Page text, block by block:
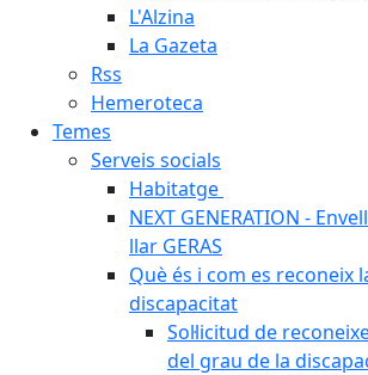
L'Alzina
La Gazeta
Rss
Hemeroteca
Temes
Serveis socials
Habitatge
NEXT GENERATION -
llar GERAS
Què és i com es reconeix
discapacitat
Sol·licitud de
del grau de la